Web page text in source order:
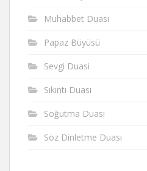
Muhabbet Duası
Papaz Büyüsü
Sevgi Duasi
Sıkıntı Duası
Soğutma Duası
Söz Dinletme Duası